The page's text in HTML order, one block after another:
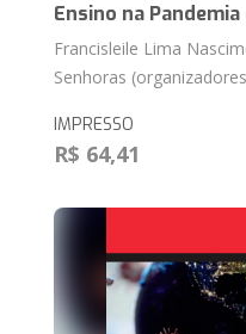
Ensino na Pandemia
Francisleile Lima
Senhoras
IMPRESSO
R$ 64,41